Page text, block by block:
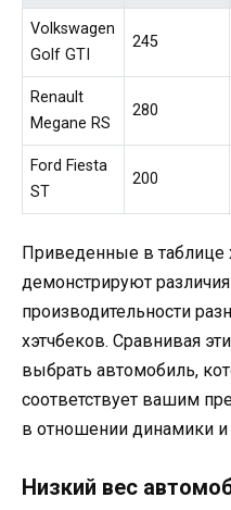
Volkswagen
Golf GTI
245
Renault
Megane RS
280
Ford Fiesta
ST
200
Приведенные в таблице
демонстрируют
производительности
хэтчбеков. Сравнивая
выбрать автомобиль,
соответствует вашим
в отношении динамики и
Низкий вес